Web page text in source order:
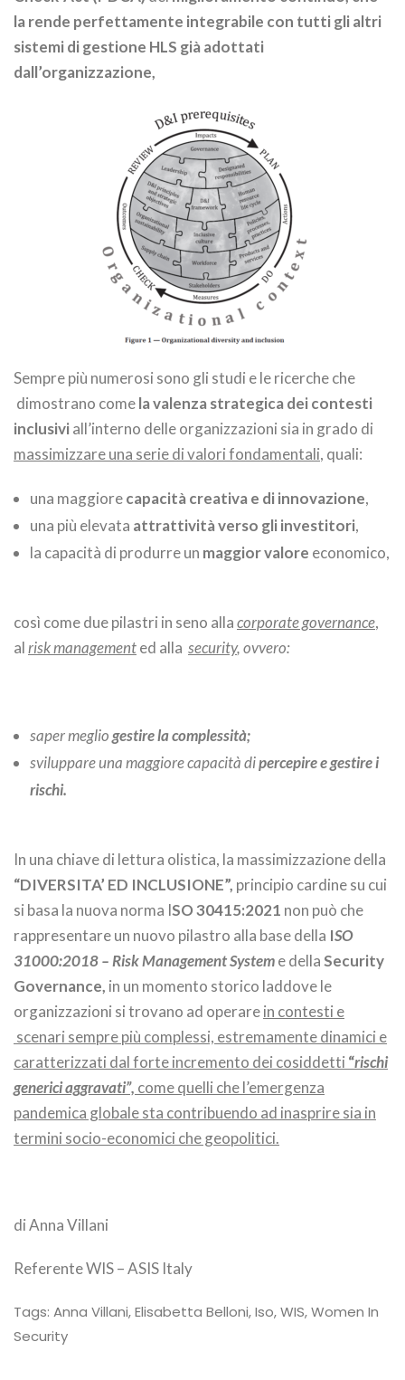
la rende perfettamente integrabile con tutti gli altri
sistemi di gestione HLS già adottati
dall’organizzazione,
Sempre più numerosi sono gli studi e le ricerche che
dimostrano comela valenza strategica dei contesti
inclusivi all’interno delle organizzazioni sia in grado di
massimizzare una serie di valori fondamentali, quali:
una maggiorecapacità creativa e di innovazione,
una più elevata attrattività verso gli investitori,
la capacità di produrre un maggior valore economico,
così come due pilastri in seno allacorporate governance,
alrisk managemented alla security, ovvero:
saper megliogestire la complessità;
sviluppare una maggiore capacità dipercepire e gestire i
rischi.
In una chiave di lettura olistica, la massimizzazione della
“DIVERSITA’ ED INCLUSIONE”, principio cardine su cui
si basa la nuova norma ISO 30415:2021 non può che
rappresentare un nuovo pilastro alla base della ISO
31000:2018 – Risk Management Systeme dellaSecurity
Governance, in un momento storico laddove le
organizzazioni si trovano ad operarein contesti e
scenari sempre più complessi, estremamente dinamici e
caratterizzati dal forte incremento dei cosiddetti “rischi
generici aggravati”, come quelli che l’emergenza
pandemica globale sta contribuendo ad inasprire sia in
termini socio-economici che geopolitici.
di Anna Villani
Referente WIS – ASIS Italy
Tags: Anna Villani,Elisabetta Belloni,Iso,WIS,Women In
Security